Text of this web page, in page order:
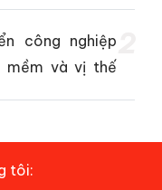
công nghiệp
mềm và vị thế
tôi: